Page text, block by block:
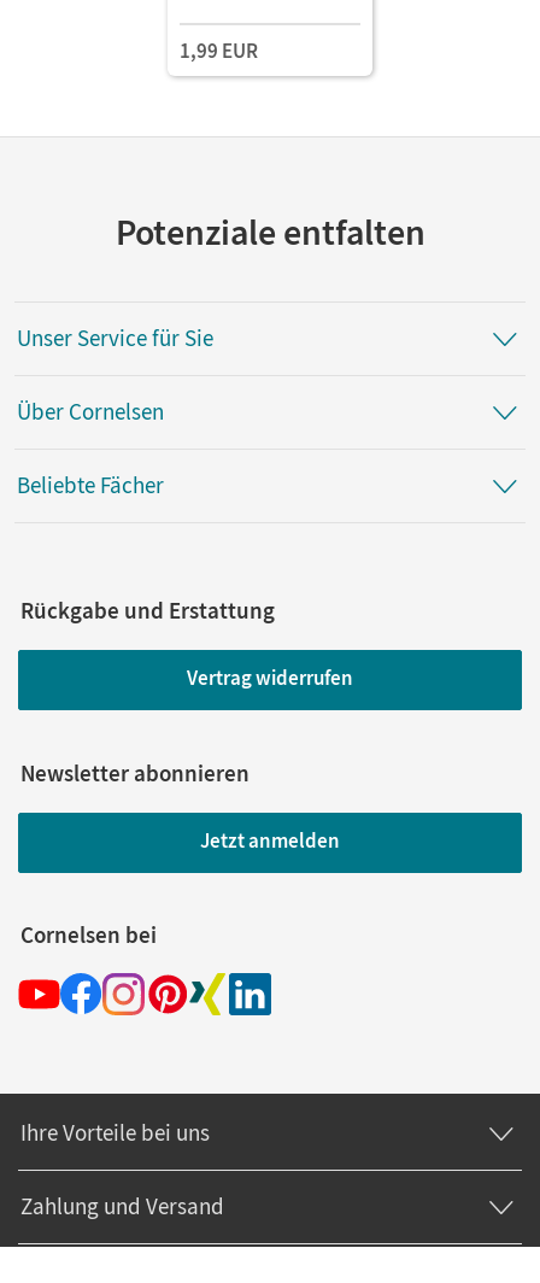
1,99 EUR
Potenziale entfalten
Unser Service für Sie
Über Cornelsen
Beliebte Fächer
Rückgabe und Erstattung
Vertrag widerrufen
Newsletter abonnieren
Jetzt anmelden
Cornelsen bei
Ihre Vorteile bei uns
Zahlung und Versand